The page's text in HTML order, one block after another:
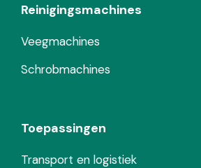
Reinigingsmachines
Veegmachines
Schrobmachines
Toepassingen
Transport en logistiek